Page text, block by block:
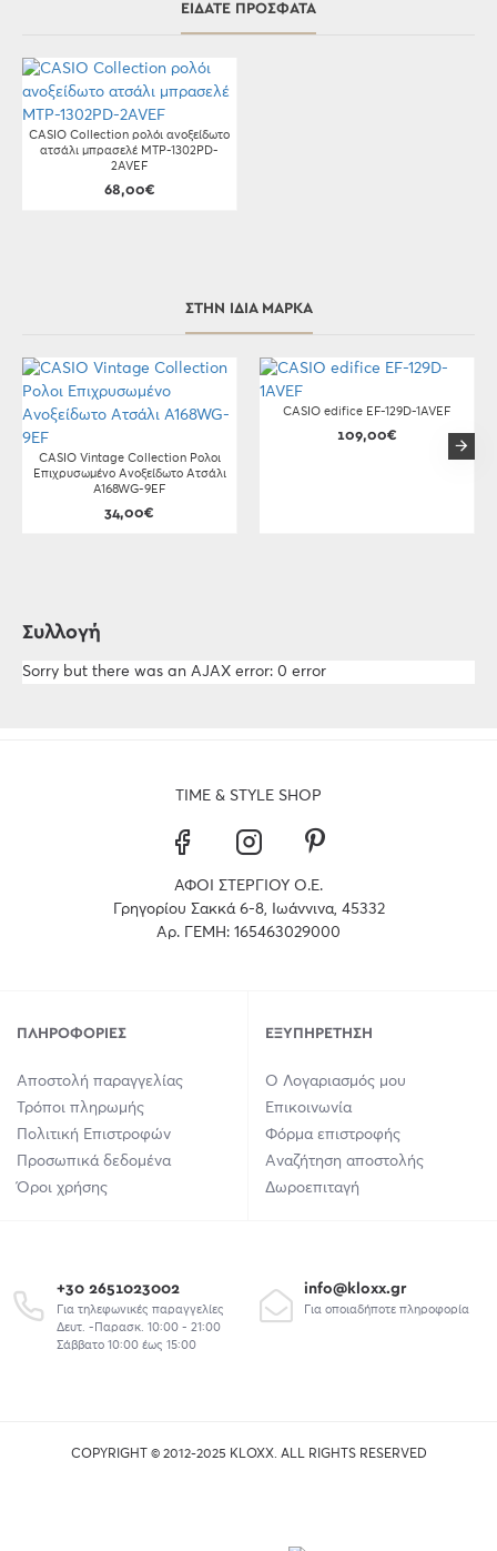
ΕΊΔΑΤΕ ΠΡΌΣΦΑΤΑ
CASIO Collection ρολόι ανοξείδωτο
ατσάλι μπρασελέ MTP-1302PD-
2AVEF
68,00€
ΣΤΗΝ ΊΔΙΑ ΜΆΡΚΑ
CASIO Vintage Collection Ρολοι
Επιχρυσωμένο Ανοξείδωτο Ατσάλι
A168WG-9EF
34,00€
CASIO edifice EF-129D-1AVEF
109,00€
Συλλογή
Sorry but there was an AJAX error: 0 error
TIME & STYLE SHOP
ΑΦΟΙ ΣΤΕΡΓΙΟΥ Ο.Ε.
Γρηγορίου Σακκά 6-8, Ιωάννινα, 45332
Αρ. ΓΕΜΗ: 165463029000
ΠΛΗΡΟΦΟΡΊΕΣ
Αποστολή παραγγελίας
Τρόποι πληρωμής
Πολιτική Επιστροφών
Προσωπικά δεδομένα
Όροι χρήσης
ΕΞΥΠΗΡΈΤΗΣΗ
Ο Λογαριασμός μου
Επικοινωνία
Φόρμα επιστροφής
Αναζήτηση αποστολής
Δωροεπιταγή
+30 2651023002
Για τηλεφωνικές παραγγελίες
Δευτ. -Παρασκ. 10:00 - 21:00
Σάββατο 10:00 έως 15:00
info@kloxx.gr
Για οποιαδήποτε πληροφορία
COPYRIGHT © 2012-2025 KLOXX. ALL RIGHTS RESERVED